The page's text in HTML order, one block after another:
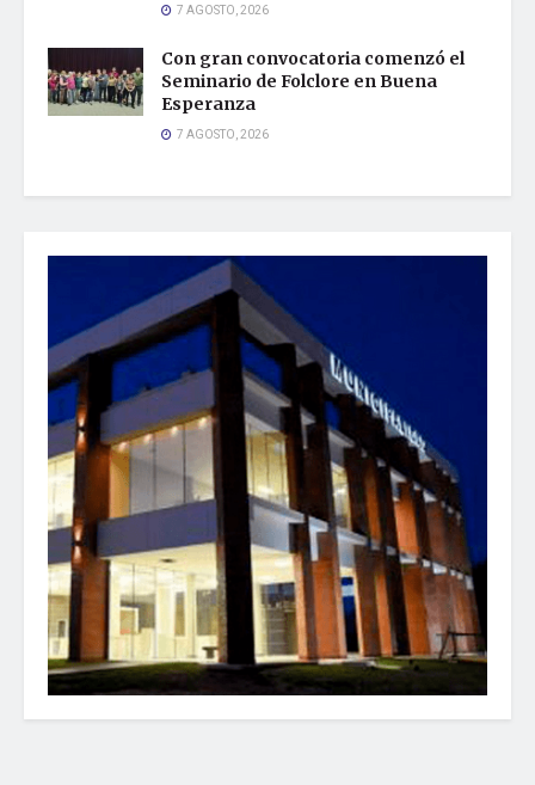
7 AGOSTO, 2026
Con gran convocatoria comenzó el
Seminario de Folclore en Buena
Esperanza
7 AGOSTO, 2026